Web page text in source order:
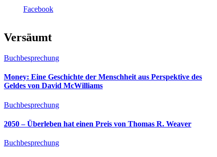
Facebook
Versäumt
Buchbesprechung
Money: Eine Geschichte der Menschheit aus Perspektive des
Geldes von David McWilliams
Buchbesprechung
2050 – Überleben hat einen Preis von Thomas R. Weaver
Buchbesprechung